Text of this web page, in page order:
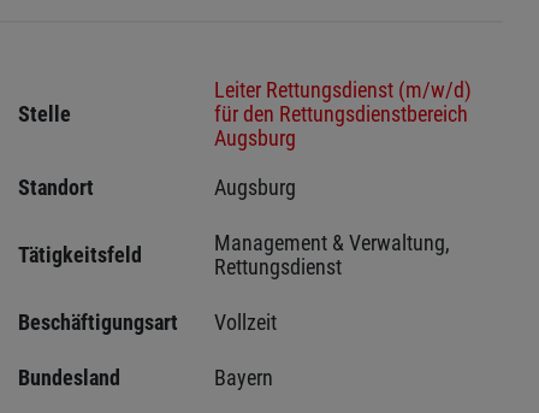
Stelle
Leiter Rettungsdienst (m/w/d)
für den Rettungsdienstbereich
Augsburg
Standort
Augsburg
Tätigkeitsfeld
Management & Verwaltung,
Rettungsdienst
Beschäftigungsart Vollzeit
Bundesland Bayern